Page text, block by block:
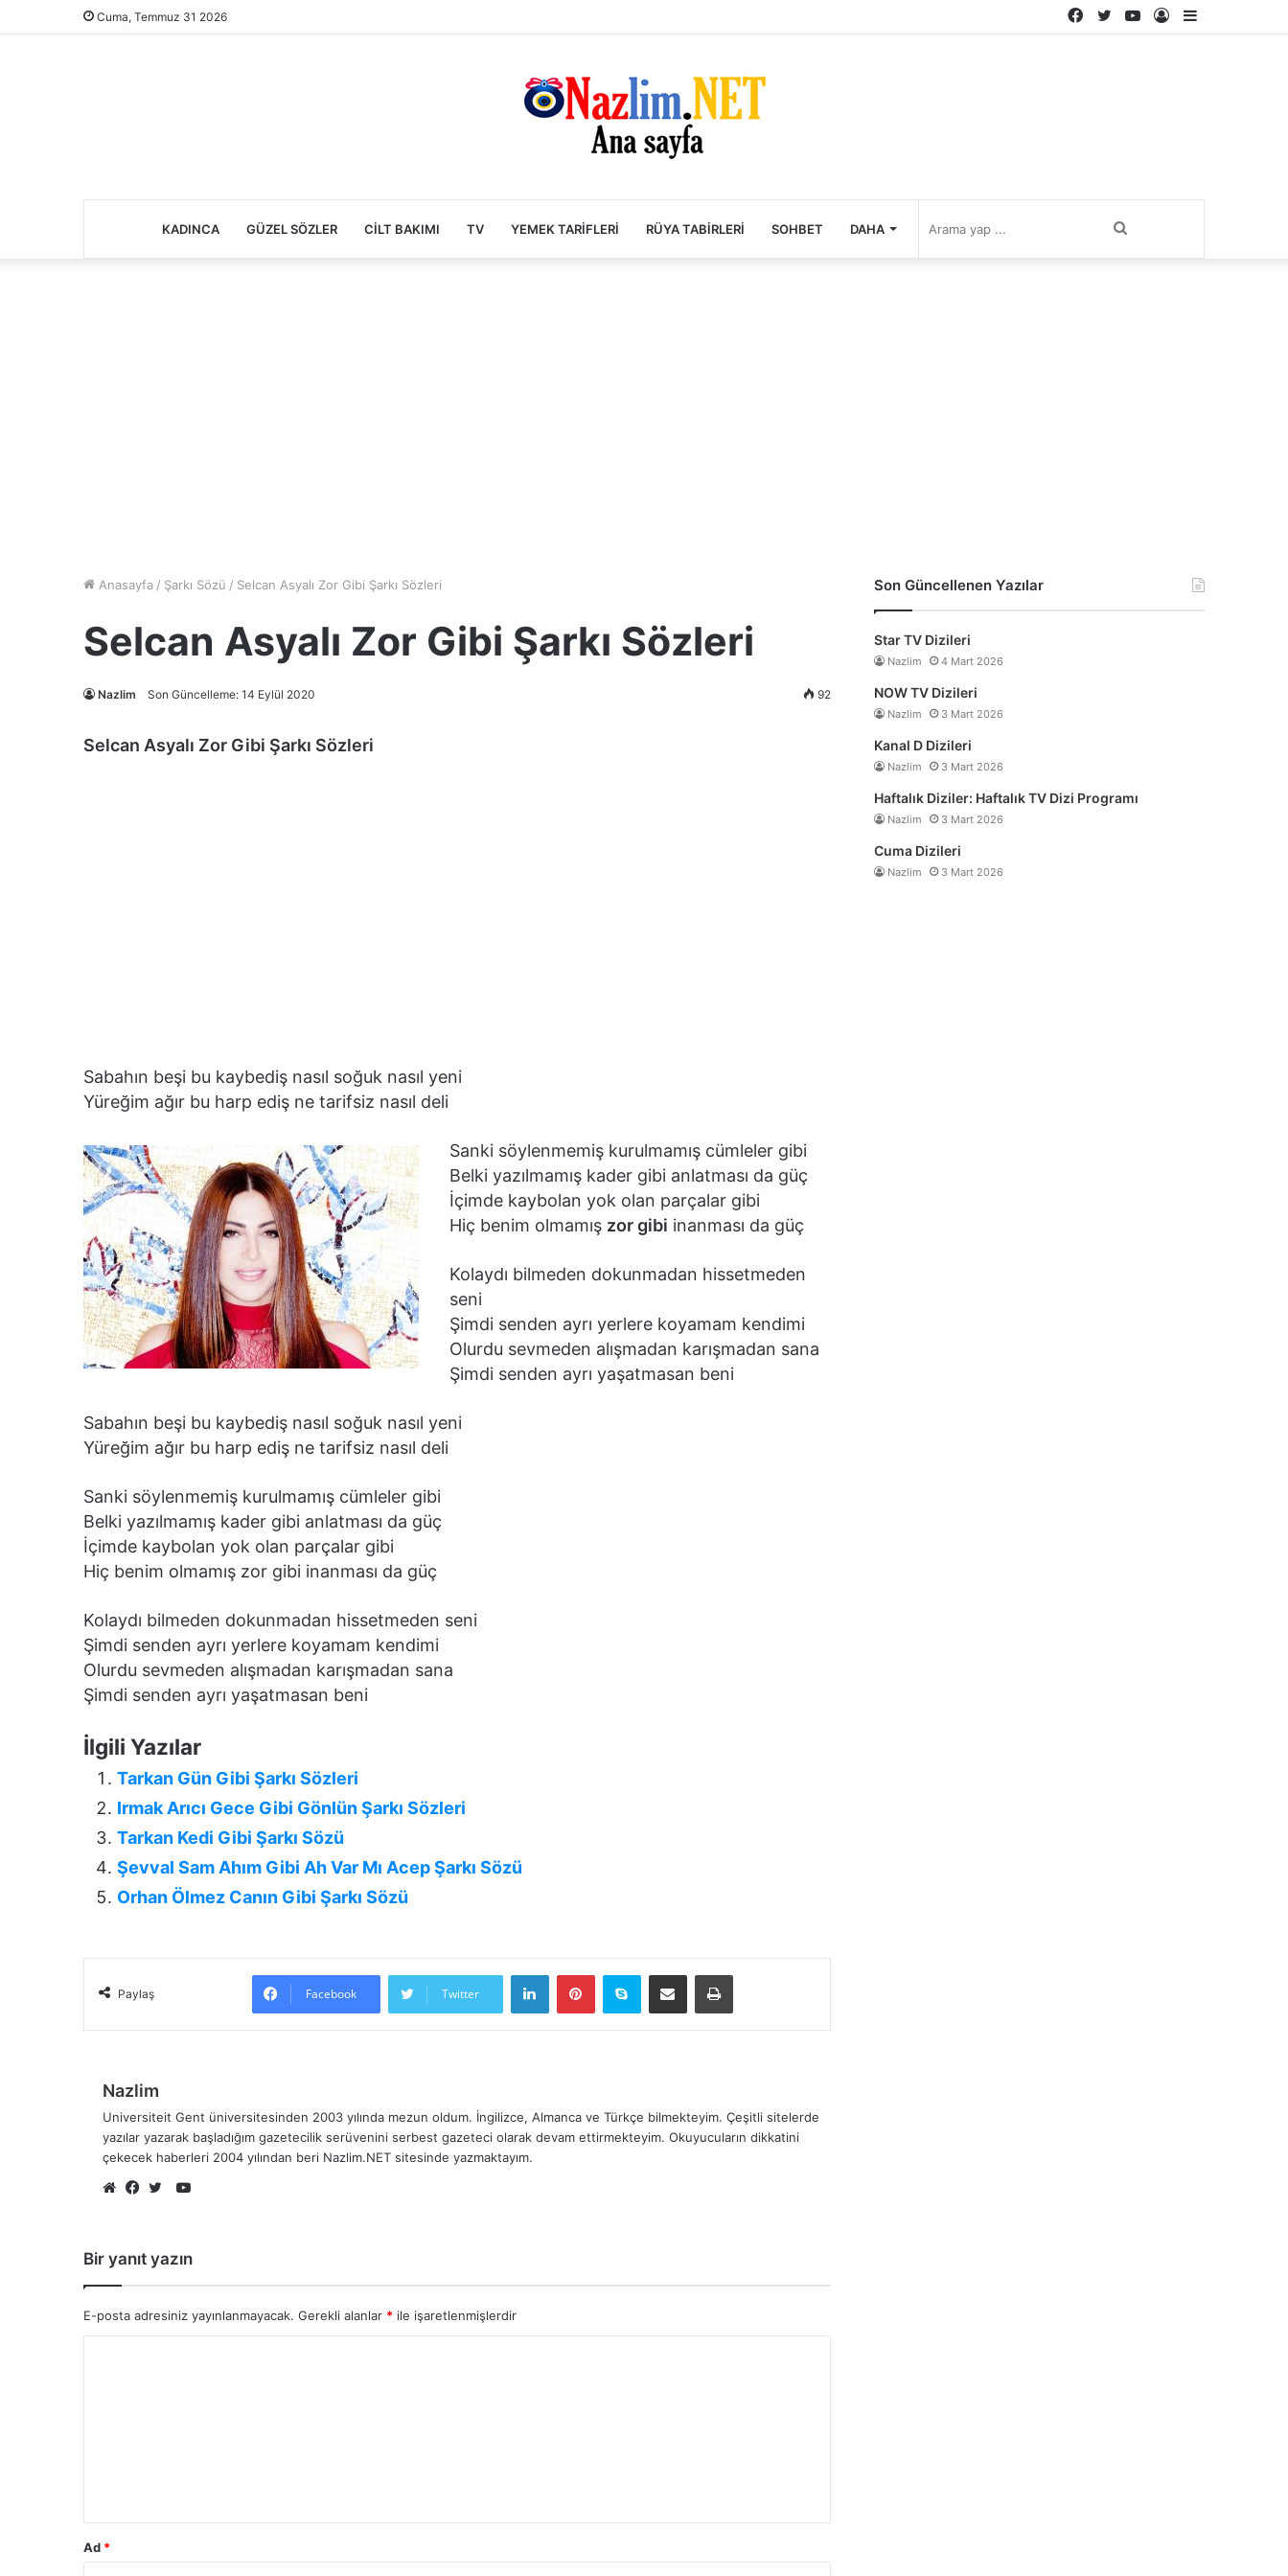
Cuma, Temmuz 31 2026
Kenar
Kayıt
YouTube
Twitter
Facebook
KADINCA GÜZEL SÖZLER CILT BAKIMI TV YEMEK TARIFLERI RÜYA TABIRLERI SOHBET DAHA
Anasayfa / Şarkı Sözü / Selcan Asyalı Zor Gibi Şarkı Sözleri
Selcan Asyalı Zor Gibi Şarkı Sözleri
Nazlim Son Güncelleme: 14 Eylül 2020 92
Selcan Asyalı Zor Gibi Şarkı Sözleri
Sabahın beşi bu kaybediş nasıl soğuk nasıl yeni
Yüreğim ağır bu harp ediş ne tarifsiz nasıl deli
Sanki söylenmemiş kurulmamış cümleler gibi
Belki yazılmamış kader gibi anlatması da güç
İçimde kaybolan yok olan parçalar gibi
Hiç benim olmamış zor gibi inanması da güç
Kolaydı bilmeden dokunmadan hissetmeden
seni
Şimdi senden ayrı yerlere koyamam kendimi
Olurdu sevmeden alışmadan karışmadan sana
Şimdi senden ayrı yaşatmasan beni
Sabahın beşi bu kaybediş nasıl soğuk nasıl yeni
Yüreğim ağır bu harp ediş ne tarifsiz nasıl deli
Sanki söylenmemiş kurulmamış cümleler gibi
Belki yazılmamış kader gibi anlatması da güç
İçimde kaybolan yok olan parçalar gibi
Hiç benim olmamış zor gibi inanması da güç
Kolaydı bilmeden dokunmadan hissetmeden seni
Şimdi senden ayrı yerlere koyamam kendimi
Olurdu sevmeden alışmadan karışmadan sana
Şimdi senden ayrı yaşatmasan beni
İlgili Yazılar
Tarkan Gün Gibi Şarkı Sözleri
Irmak Arıcı Gece Gibi Gönlün Şarkı Sözleri
Tarkan Kedi Gibi Şarkı Sözü
Şevval Sam Ahım Gibi Ah Var Mı Acep Şarkı Sözü
Orhan Ölmez Canın Gibi Şarkı Sözü
Paylaş Facebook Twitter
LinkedInPinterestSkype E-Posta ile paylaş Yazdır
Nazlim
Universiteit Gent üniversitesinden 2003 yılında mezun oldum. İngilizce, Almanca ve Türkçe bilmekteyim. Çeşitli sitelerde
yazılar yazarak başladığım gazetecilik serüvenini serbest gazeteci olarak devam ettirmekteyim. Okuyucuların dikkatini
çekecek haberleri 2004 yılından beri Nazlim.NET sitesinde yazmaktayım.
YouTube
Bir yanıt yazın
E-posta adresiniz yayınlanmayacak. Gerekli alanlar * ile işaretlenmişlerdir
Ad *
Son Güncellenen Yazılar
Star TV Dizileri
Nazlim 4 Mart 2026
NOW TV Dizileri
Nazlim 3 Mart 2026
Kanal D Dizileri
Nazlim 3 Mart 2026
Haftalık Diziler: Haftalık TV Dizi Programı
Nazlim 3 Mart 2026
Cuma Dizileri
Nazlim 3 Mart 2026